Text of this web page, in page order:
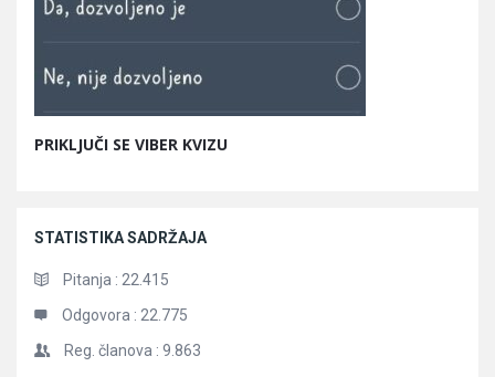
PRIKLJUČI SE VIBER KVIZU
STATISTIKA SADRŽAJA
Pitanja : 22.415
Odgovora : 22.775
Reg. članova : 9.863